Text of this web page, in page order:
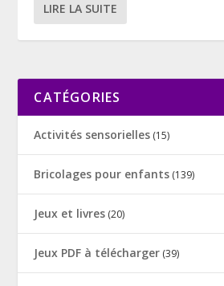
LIRE LA SUITE
CATÉGORIES
Activités sensorielles (15)
Bricolages pour enfants (139)
Jeux et livres (20)
Jeux PDF à télécharger (39)